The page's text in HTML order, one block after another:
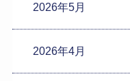
2026年5月
2026年4月